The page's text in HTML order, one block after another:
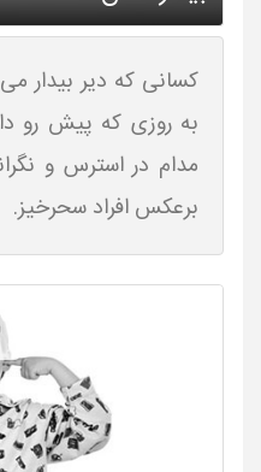
کسانی که دیر بیدار
به روزی که پیش رو
مدام در استرس و
برعکس افراد سحرخیز.